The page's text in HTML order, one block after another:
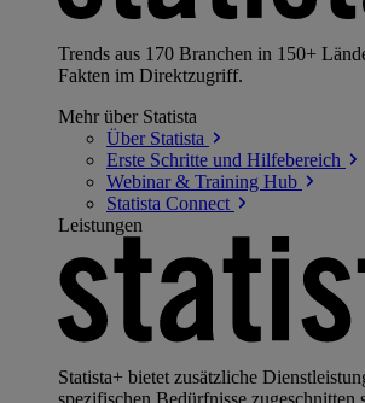
Trends aus 170 Branchen in 150+
Fakten im Direktzugriff.
Mehr über Statista
Über Statista
Erste Schritte und Hilfebereich
Webinar & Training Hub
Statista Connect
Leistungen
Statista+ bietet zusätzliche
spezifischen Bedürfnisse zugeschnitten